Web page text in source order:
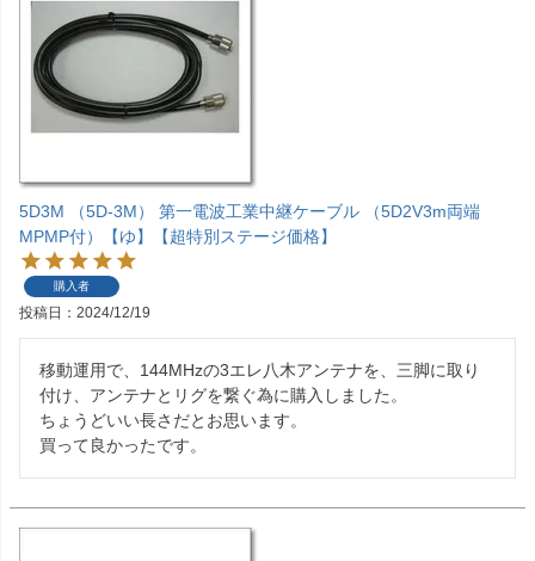
5D3M （5D-3M） 第一電波工業中継ケーブル （5D2V3m両端
MPMP付）【ゆ】【超特別ステージ価格】
購入者
投稿日 2024/12/19
移動運用で、144MHzの3エレ八木アンテナを、三脚に取り
付け、アンテナとリグを繋ぐ為に購入しました。
ちょうどいい長さだとお思います。
買って良かったです。